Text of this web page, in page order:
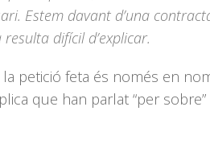
Estem davant d’una
difícil d’explicar.
la petició feta és només en
que han parlat “per